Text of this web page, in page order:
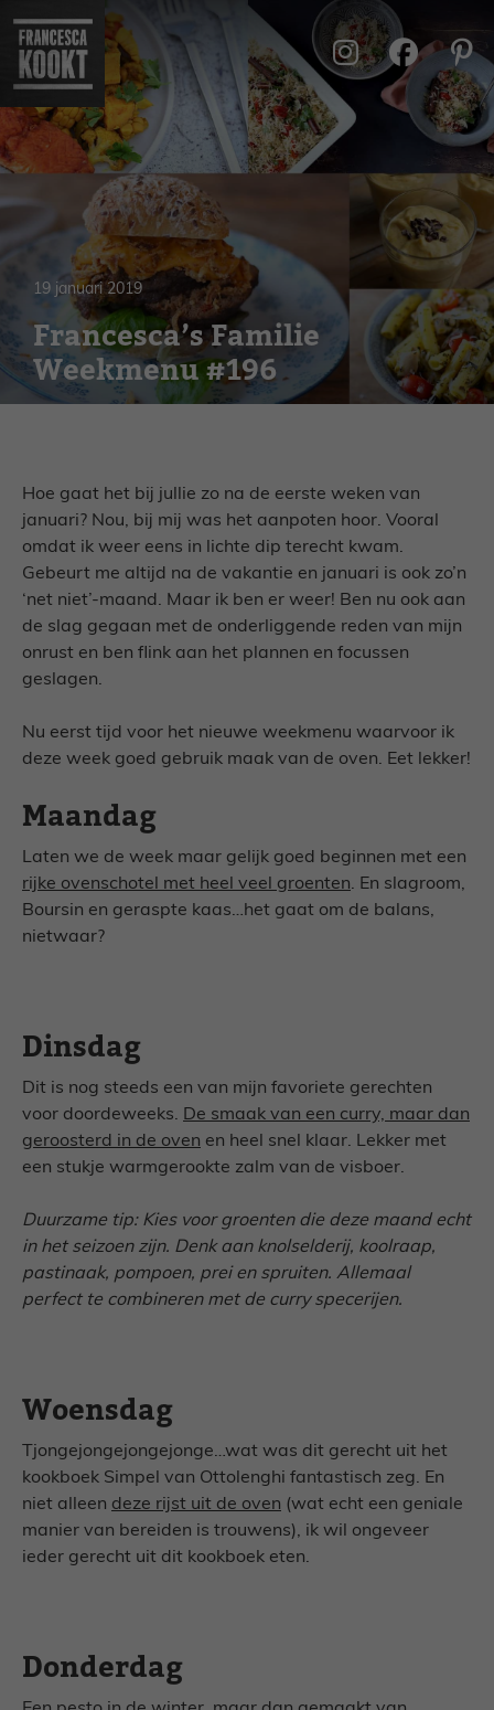
naar
inhoud
19 januari 2019
Francesca’s Familie
Weekmenu #196
Hoe gaat het bij jullie zo na de eerste weken van
januari? Nou, bij mij was het aanpoten hoor. Vooral
omdat ik weer eens in lichte dip terecht kwam.
Gebeurt me altijd na de vakantie en januari is ook zo’n
‘net niet’-maand. Maar ik ben er weer! Ben nu ook aan
de slag gegaan met de onderliggende reden van mijn
onrust en ben flink aan het plannen en focussen
geslagen.
Nu eerst tijd voor het nieuwe weekmenu waarvoor ik
deze week goed gebruik maak van de oven. Eet lekker!
Maandag
Laten we de week maar gelijk goed beginnen met een
rijke ovenschotel met heel veel groenten. En slagroom,
Boursin en geraspte kaas…het gaat om de balans,
nietwaar?
Dinsdag
Dit is nog steeds een van mijn favoriete gerechten
voor doordeweeks. De smaak van een curry, maar dan
geroosterd in de oven en heel snel klaar. Lekker met
een stukje warmgerookte zalm van de visboer.
Duurzame tip: Kies voor groenten die deze maand echt
in het seizoen zijn. Denk aan knolselderij, koolraap,
pastinaak, pompoen, prei en spruiten. Allemaal
perfect te combineren met de curry specerijen.
Woensdag
Tjongejongejongejonge…wat was dit gerecht uit het
kookboek Simpel van Ottolenghi fantastisch zeg. En
niet alleen deze rijst uit de oven (wat echt een geniale
manier van bereiden is trouwens), ik wil ongeveer
ieder gerecht uit dit kookboek eten.
Donderdag